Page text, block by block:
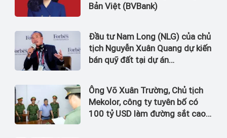
Bản Việt (BVBank)
Đầu tư Nam Long (NLG) của chủ
tịch Nguyễn Xuân Quang dự kiến
bán quỹ đất tại dự án
Ông Võ Xuân Trường, Chủ tịch
Mekolor, công ty tuyên bố có
100 tỷ USD làm đường sắt cao